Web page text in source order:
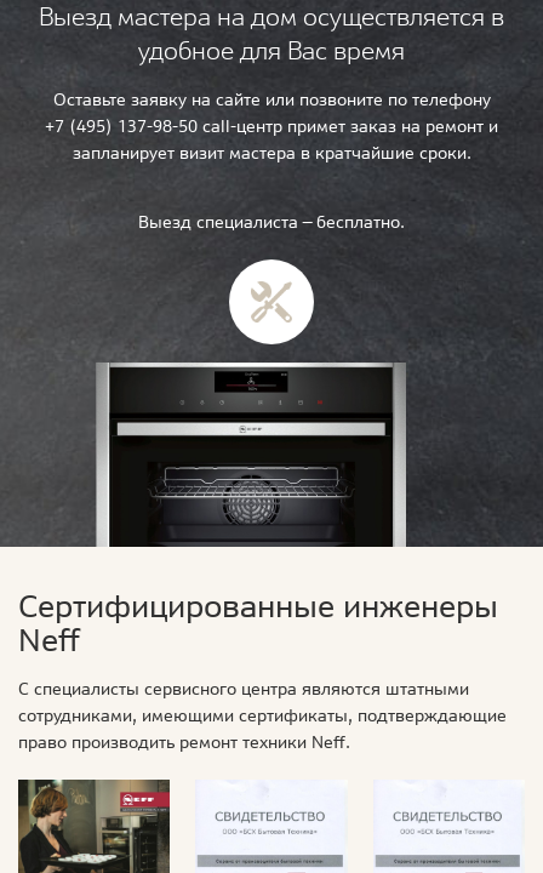
Выезд мастера на дом осуществляется в
удобное для Вас время
Оставьте заявку на сайте или позвоните по телефону
+7 (495) 137-98-50 call-центр примет заказ на ремонт и
запланирует визит мастера в кратчайшие сроки.
Выезд специалиста — бесплатно.
Сертифицированные инженеры
Neff
С специалисты сервисного центра являются штатными
сотрудниками, имеющими сертификаты, подтверждающие
право производить ремонт техники Neff.